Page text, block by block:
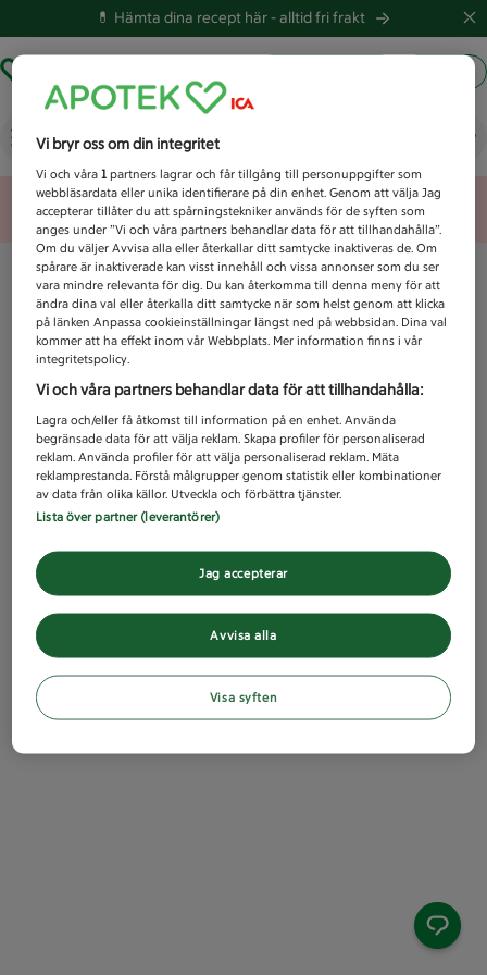
💊 Hämta dina recept här -alltid fri frakt
Vad letar du efter idag?
Unknown error
Vi bryr oss om din integritet
Vi och våra1 partners lagrar och får tillgång till personuppgifter som
webbläsardata eller unika identifierare på din enhet. Genom att välja Jag
accepterar tillåter du att spårningstekniker används för de syften som
anges under ”Vi och våra partners behandlar data för att tillhandahålla”.
Om du väljer Avvisa alla eller återkallar ditt samtycke inaktiveras de. Om
spårare är inaktiverade kan visst innehåll och vissa annonser som du ser
vara mindre relevanta för dig. Du kan återkomma till denna meny för att
ändra dina val eller återkalla ditt samtycke när som helst genom att klicka
på länken Anpassa cookieinställningar längst ned på webbsidan. Dina val
kommer att ha effekt inom vår Webbplats. Mer information finns i vår
integritetspolicy.
Vi och våra partners behandlar data för att tillhandahålla:
Lagra och/eller få åtkomst till information på en enhet. Använda
begränsade data för att välja reklam. Skapa profiler för personaliserad
reklam. Använda profiler för att välja personaliserad reklam. Mäta
reklamprestanda. Förstå målgrupper genom statistik eller kombinationer
av data från olika källor. Utveckla och förbättra tjänster.
Lista över partner (leverantörer)
Avvisa alla
Jag accepterar
Visa syften